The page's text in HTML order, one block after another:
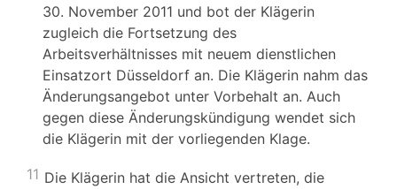
30. November 2011 und bot der Klägerin
zugleich die Fortsetzung des
Arbeitsverhältnisses mit neuem dienstlichen
Einsatzort Düsseldorf an. Die Klägerin nahm das
Änderungsangebot unter Vorbehalt an. Auch
gegen diese Änderungskündigung wendet sich
die Klägerin mit der vorliegenden Klage.
11 Die Klägerin hat die Ansicht vertreten, die